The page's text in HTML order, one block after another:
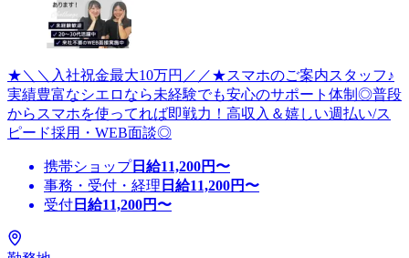
★＼＼入社祝金最大10万円／／★スマホのご案内スタッフ♪
実績豊富なシエロなら未経験でも安心のサポート体制◎普段
からスマホを使ってれば即戦力！高収入＆嬉しい週払い/ス
ピード採用・WEB面談◎
携帯ショップ日給11,200円〜
事務・受付・経理 日給11,200円〜
受付 日給11,200円〜